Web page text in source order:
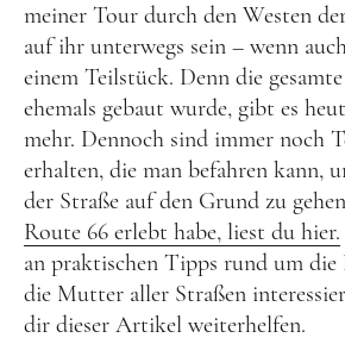
Amerika
Kanada
USA
Westküste
Ostküste
Hawaii
Asien
China
meiner Tour durch den Westen
auf ihr unterwegs sein – wenn
einem Teilstück. Denn die
ehemals gebaut wurde, gibt es
mehr. Dennoch sind immer noch
erhalten, die man befahren kann,
der Straße auf den Grund zu
Route 66 erlebt habe, liest du hier.
an praktischen Tipps rund um die
die Mutter aller Straßen
dir dieser Artikel weiterhelfen.